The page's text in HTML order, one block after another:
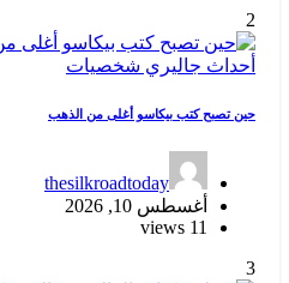
2
أحداث جاليري شخصيات
حين تصبح كتب بيكاسو أغلى من الذهب
thesilkroadtoday
أغسطس 10, 2026
11 views
3